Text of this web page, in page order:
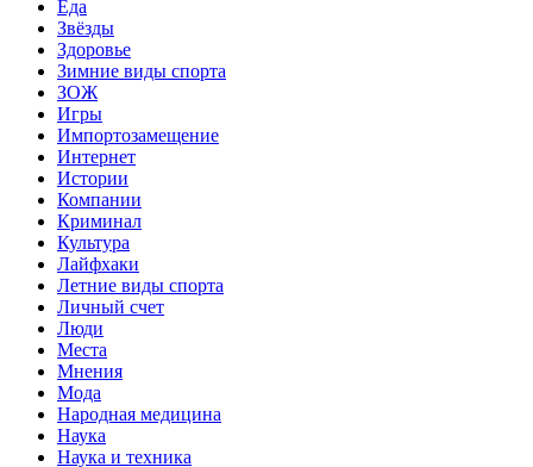
Еда
Звёзды
Здоровье
Зимние виды спорта
ЗОЖ
Игры
Импортозамещение
Интернет
Истории
Компании
Криминал
Культура
Лайфхаки
Летние виды спорта
Личный счет
Люди
Места
Мнения
Мода
Народная медицина
Наука
Наука и техника